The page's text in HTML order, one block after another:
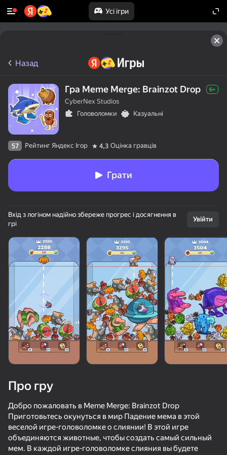
Усі ігри
50+ топ-ігор, у які грають
навіть ті, хто «не грає»
Фнаф Алхимия: Открой Всех Аниматроников Игр FNAF
Эпическая Ярость!
Стань Брейнрот Онлайн - РП с Друзьями!
Назад
Гра Meme Merge: Brainzot Drop 6+
CyberNex Studios
Головоломки
Казуальні
57 Рейтинг Яндекс Ігор 4,3 Оцінка гравців
Грати
Вхід з логіном надійно збереже прогрес і досягнення в
грі
Увійти
Про гру
Добро пожаловать в Meme Merge: Brainzot Drop
Приготовьтесь окунуться в мир Падение мема в этой
веселой игре-головоломке о слиянии! В этой игре
объединяются животные, чтобы создать самый сильный
мем. В каждой игре-головоломке слияния вы будете